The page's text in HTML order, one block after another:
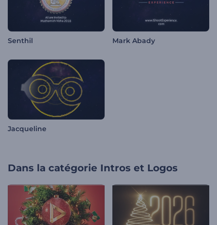
Senthil Mark Abady
Jacqueline
Dans la catégorie Intros et Logos